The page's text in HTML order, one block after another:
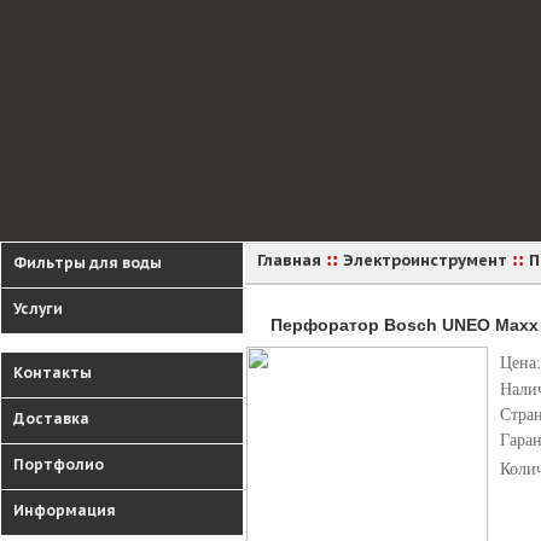
Фильтры для воды
Услуги
Контакты
Доставка
Портфолио
Информация
Главная :: Электроинструмент ::
Перфоратор Bosch UNEO Maxx
Цена: